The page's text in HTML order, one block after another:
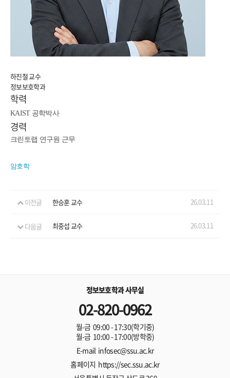
하진철 교수
정보보호학과
학력
KAIST 공학박사
경력
크린토랩 연구원 근무
암호학
이전글 한승훈 교수 26.03.11
다음글 최중섭 교수 26.03.11
정보보호학과 사무실
02-820-0962
월-금 09:00 - 17:30(학기중)
월-금 10:00 - 17:00(방학중)
E-mail infosec@ssu.ac.kr
홈페이지 https://sec.ssu.ac.kr